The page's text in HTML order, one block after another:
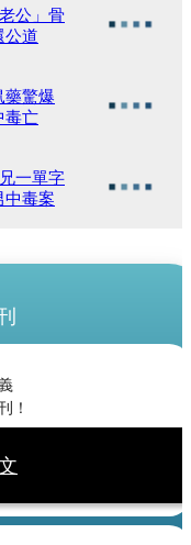
公」骨
道
藥驚爆
亡
一單字
毒案
！